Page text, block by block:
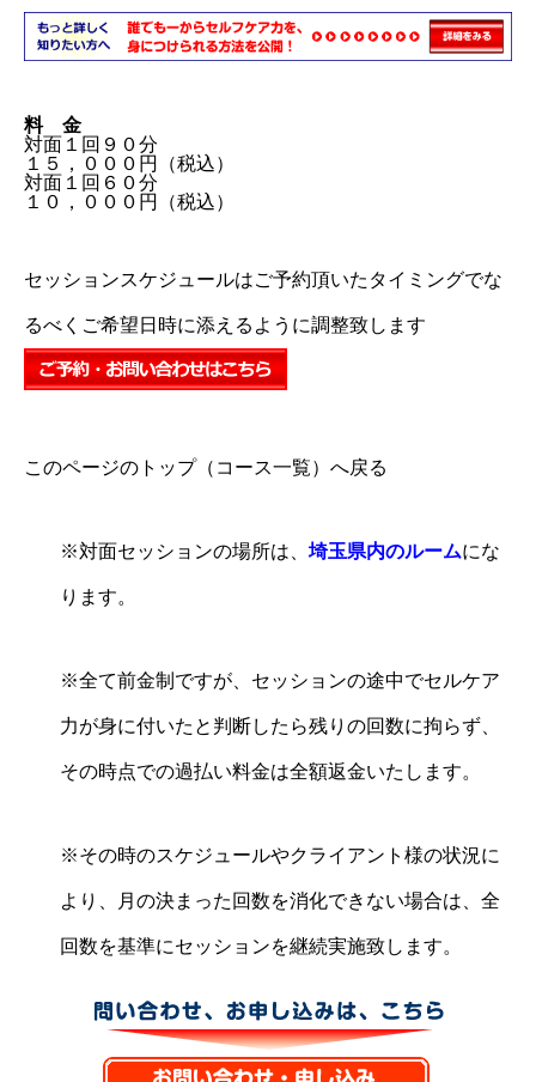
料 金
対面１回９０分
１５，０００円（税込）
対面１回６０分
１０，０００円（税込）
セッションスケジュールはご予約頂いたタイミングでな
るべくご希望日時に添えるように調整致します
このページのトップ（コース一覧）へ戻る
※対面セッションの場所は、 埼玉県内のルームにな
ります。
※全て前金制ですが、セッションの途中でセルケア
力が身に付いたと判断したら残りの回数に拘らず、
その時点での過払い料金は全額返金いたします。
※その時のスケジュールやクライアント様の状況に
より、月の決まった回数を消化できない場合は、全
回数を基準にセッションを継続実施致します。